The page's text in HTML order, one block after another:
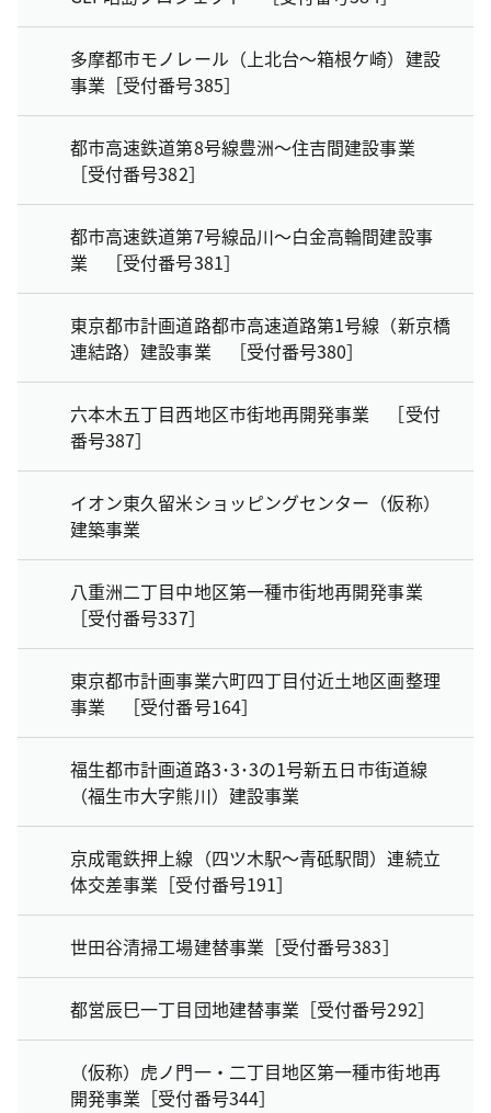
多摩都市モノレール（上北台～箱根ケ崎）建設
事業［受付番号385］
都市高速鉄道第8号線豊洲～住吉間建設事業
［受付番号382］
都市高速鉄道第7号線品川～白金高輪間建設事
業 ［受付番号381］
東京都市計画道路都市高速道路第1号線（新京橋
連結路）建設事業 ［受付番号380］
六本木五丁目西地区市街地再開発事業 ［受付
番号387］
イオン東久留米ショッピングセンター（仮称）
建築事業
八重洲二丁目中地区第一種市街地再開発事業
［受付番号337］
東京都市計画事業六町四丁目付近土地区画整理
事業 ［受付番号164］
福生都市計画道路3･3･3の1号新五日市街道線
（福生市大字熊川）建設事業
京成電鉄押上線（四ツ木駅～青砥駅間）連続立
体交差事業［受付番号191］
世田谷清掃工場建替事業［受付番号383］
都営辰巳一丁目団地建替事業［受付番号292］
（仮称）虎ノ門一・二丁目地区第一種市街地再
開発事業［受付番号344］